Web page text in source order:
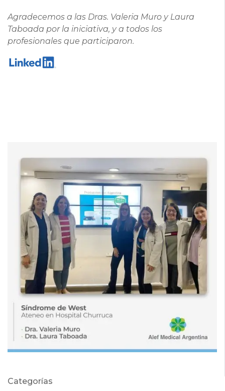
Agradecemos a las Dras. Valeria Muro y Laura
Taboada por la iniciativa, y a todos los
profesionales que participaron.
Categorías